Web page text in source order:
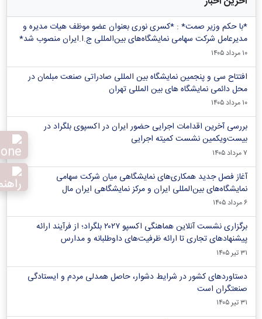
*با حکم وزیر صمت* : *کسری نوری بعنوان عضو موظف هیات مدیره و
مدیرعامل شرکت سهامی نمایشگاه‌های بین‌المللی ج.ا.ایران منصوب شد*
۱۰ مرداد ۱۴۰۵
افتتاح سی و پنجمین نمایشگاه بین المللی صادراتی صنعت مبلمان در
محل دائمی نمایشگاه های بین المللی تهران
۱۰ مرداد ۱۴۰۵
بررسی آخرین اقدامات اجرایی حضور ایران در اکسپوی بلگراد در
بیست‌ویکمین نشست کمیته اجرایی
۷ مرداد ۱۴۰۵
آغاز فصل جدید همکاری‌های نمایشگاهی میان شرکت سهامی
نمایشگاه‌های بین‌المللی ایران و مرکز نمایشگاهی ایران‌ مال
۶ مرداد ۱۴۰۵
برگزاری نشست آنلاین هماهنگی اکسپو ۲۰۲۷ بلگراد؛ از فرآیند ارائه
پیشنهادهای تجاری تا ارائه ظرفیت‌های داوطلبانه و مدارس
۳۱ تیر ۱۴۰۵
دستاوردهای کشور در شرایط دشوار، حاصل همدلی مردم و ایستادگی
صنعتگران است
۳۱ تیر ۱۴۰۵